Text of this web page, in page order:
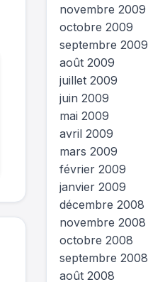
novembre 2009
octobre 2009
septembre 2009
août 2009
juillet 2009
juin 2009
mai 2009
avril 2009
mars 2009
février 2009
janvier 2009
décembre 2008
novembre 2008
octobre 2008
septembre 2008
août 2008